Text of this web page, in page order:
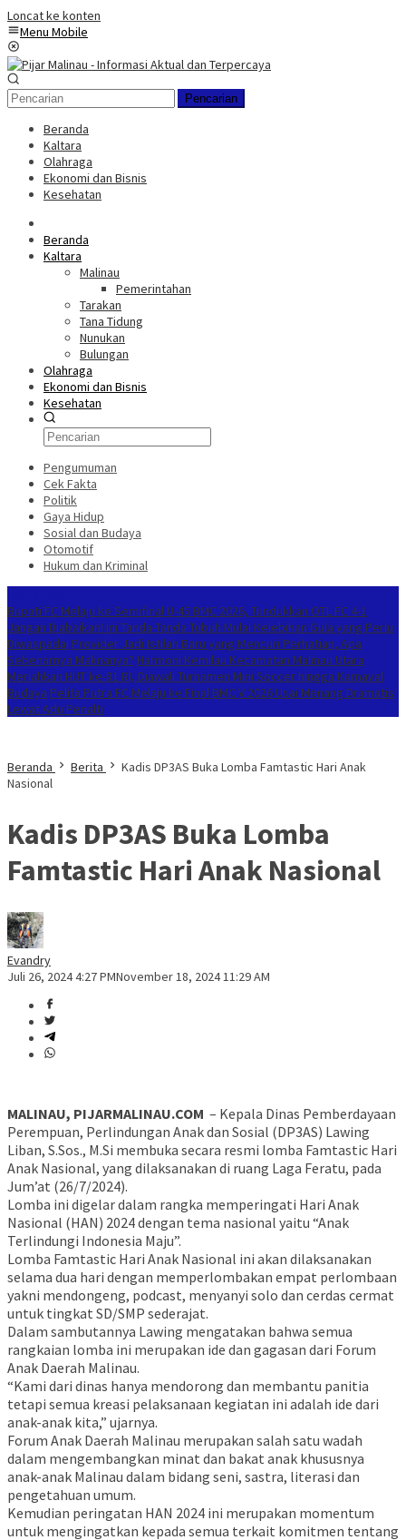
Loncat ke konten
Menu Mobile
Pencarian
Beranda
Kaltara
Olahraga
Ekonomi dan Bisnis
Kesehatan
Beranda
Kaltara
Malinau
Pemerintahan
Tarakan
Tana Tidung
Nunukan
Bulungan
Olahraga
Ekonomi dan Bisnis
Kesehatan
Pengumuman
Cek Fakta
Politik
Gaya Hidup
Sosial dan Budaya
Otomotif
Hukum dan Kriminal
Bupati FC Melaju ke Semifinal U-45 BMC 2026, Tundukkan OTL FC 4-1
Jangan Diabaikan! Ini Tanda-Tanda Tubuh Mulai Kelebihan Gula yang Perlu
Diwaspadai Provider Jadi Istilah Baru yang Mencuri Perhatian, Apa
Sebenarnya Maknanya? Harmoni Kemilau Kecamatan Malinau Utara
Meriahkan HUT ke-81 RI, Diawali Turnamen Mini Soccer hingga Karnaval
Budaya Pelita Putra FC Melaju ke Final BMC V 2026 Usai Menang Dramatis
Lewat Adu Penalti
Beranda Berita
Kadis DP3AS Buka Lomba Famtastic Hari Anak
Nasional
Kadis DP3AS Buka Lomba
Famtastic Hari Anak Nasional
Evandry
Juli 26, 2024 4:27 PMNovember 18, 2024 11:29 AM
MALINAU, PIJARMALINAU.COM – Kepala Dinas Pemberdayaan
Perempuan, Perlindungan Anak dan Sosial (DP3AS) Lawing
Liban, S.Sos., M.Si membuka secara resmi lomba Famtastic Hari
Anak Nasional, yang dilaksanakan di ruang Laga Feratu, pada
Jum’at (26/7/2024).
Lomba ini digelar dalam rangka memperingati Hari Anak
Nasional (HAN) 2024 dengan tema nasional yaitu “Anak
Terlindungi Indonesia Maju”.
Lomba Famtastic Hari Anak Nasional ini akan dilaksanakan
selama dua hari dengan memperlombakan empat perlombaan
yakni mendongeng, podcast, menyanyi solo dan cerdas cermat
untuk tingkat SD/SMP sederajat.
Dalam sambutannya Lawing mengatakan bahwa semua
rangkaian lomba ini merupakan ide dan gagasan dari Forum
Anak Daerah Malinau.
“Kami dari dinas hanya mendorong dan membantu panitia
tetapi semua kreasi pelaksanaan kegiatan ini adalah ide dari
anak-anak kita,” ujarnya.
Forum Anak Daerah Malinau merupakan salah satu wadah
dalam mengembangkan minat dan bakat anak khususnya
anak-anak Malinau dalam bidang seni, sastra, literasi dan
pengetahuan umum.
Kemudian peringatan HAN 2024 ini merupakan momentum
untuk mengingatkan kepada semua terkait komitmen tentang